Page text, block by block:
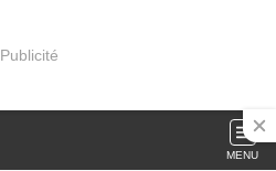
Publicité
MENU